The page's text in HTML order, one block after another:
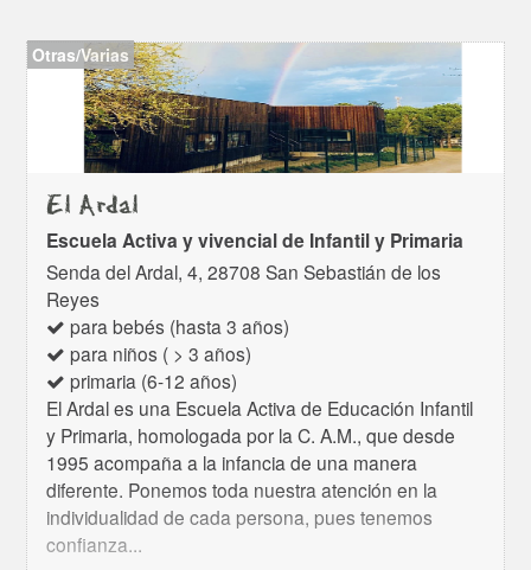
Otras/Varias
El Ardal
Escuela Activa y vivencial de Infantil y Primaria
Senda del Ardal, 4, 28708 San Sebastián de los
Reyes
para bebés (hasta 3 años)
para niños ( > 3 años)
primaria (6-12 años)
El Ardal es una Escuela Activa de Educación Infantil
y Primaria, homologada por la C. A.M., que desde
1995 acompaña a la infancia de una manera
diferente. Ponemos toda nuestra atención en la
individualidad de cada persona, pues tenemos
confianza...